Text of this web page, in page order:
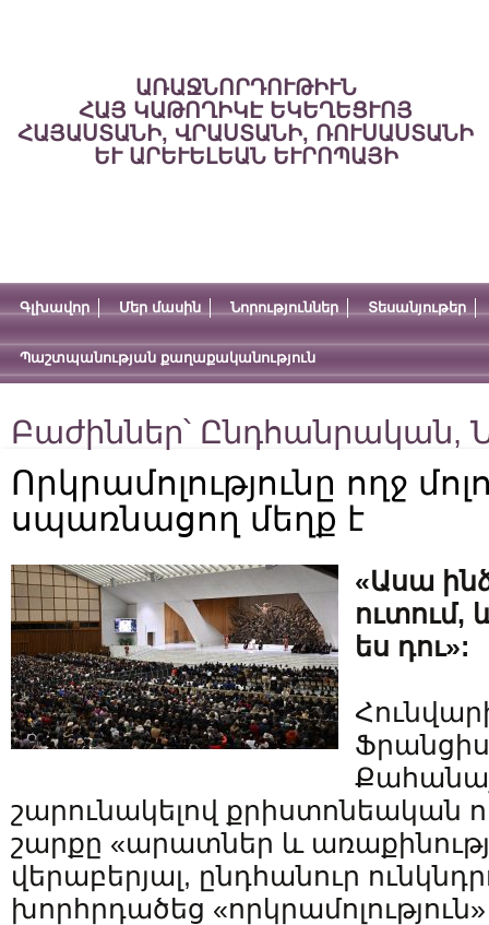
ԱՌԱՋՆՈՐԴՈՒԹԻՒՆ
ՀԱՅ ԿԱԹՈՂԻԿԷ ԵԿԵՂԵՑՒՈՅ
ՀԱՅԱՍՏԱՆԻ, ՎՐԱՍՏԱՆԻ, ՌՈՒՍԱՍՏԱՆԻ
ԵՒ ԱՐԵՒԵԼԵԱՆ ԵՒՐՈՊԱՅԻ
Գլխավոր Մեր մասին Նորություններ Տեսանյութեր
Պաշտպանության քաղաքականություն
Բաժիններ՝ Ընդհանրական,
Որկրամոլությունը ողջ
սպառնացող մեղք է
«Ասա
ուտում,
ես դու»:
շարունակելով քրիստոնեական
շարքը «արատներ և
վերաբերյալ, ընդհանուր
խորհրդածեց